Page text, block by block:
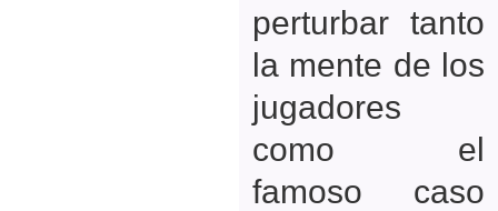
perturbar tanto
la mente de los
jugadores
como el
famoso caso